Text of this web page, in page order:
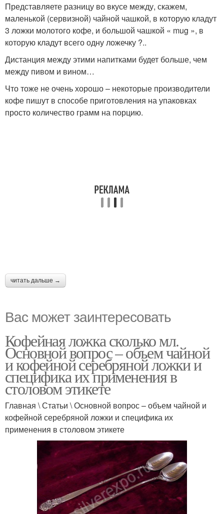
Представляете разницу во вкусе между, скажем,
маленькой (сервизной) чайной чашкой, в которую кладут
3 ложки молотого кофе, и большой чашкой « mug », в
которую кладут всего одну ложечку ?..
Дистанция между этими напитками будет больше, чем
между пивом и вином…
Что тоже не очень хорошо – некоторые производители
кофе пишут в способе приготовления на упаковках
просто количество грамм на порцию.
читать дальше →
Вас может заинтересовать
Кофейная ложка сколько мл.
Основной вопрос – объем чайной
и кофейной серебряной ложки и
специфика их применения в
столовом этикете
Главная \ Статьи \ Основной вопрос – объем чайной и
кофейной серебряной ложки и специфика их
применения в столовом этикете